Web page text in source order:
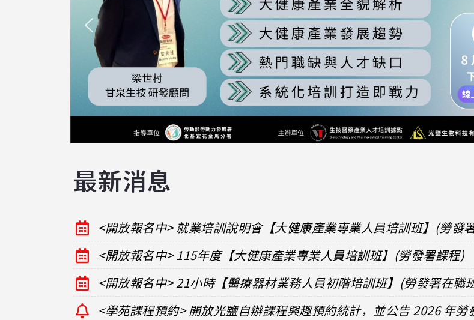
最新消息
<開放報名中> 就業培訓說明會【大健康產業專業人員培訓班】(勞發
<開放報名中> 115年度【大健康產業專業人員培訓班】(勞發署課程)
<開放報名中> 21小時【醫療器材業務人員初階培訓班】(勞發署在職
<學苑課程預約> 開放光鹽自辦課程興趣預約統計，並公告 2026 年